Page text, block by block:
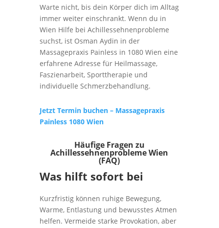
Warte nicht, bis dein Körper dich im Alltag
immer weiter einschrankt. Wenn du in
Wien Hilfe bei Achillessehnenprobleme
suchst, ist Osman Aydin in der
Massagepraxis Painless in 1080 Wien eine
erfahrene Adresse für Heilmassage,
Faszienarbeit, Sporttherapie und
individuelle Schmerzbehandlung.
Jetzt Termin buchen – Massagepraxis
Painless 1080 Wien
Häufige Fragen zu
Achillessehnenprobleme Wien
(FAQ)
Was hilft sofort bei
Kurzfristig können ruhige Bewegung,
Warme, Entlastung und bewusstes Atmen
helfen. Vermeide starke Provokation, aber